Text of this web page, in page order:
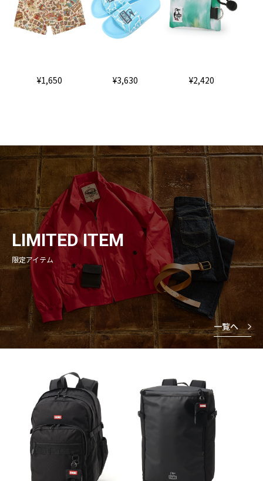
¥1,650 ¥3,630 ¥2,420
LIMITED ITEM
限定アイテム
一覧へ